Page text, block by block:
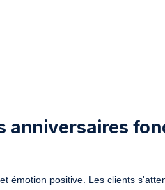
anniversaires
émotion positive. Les clients